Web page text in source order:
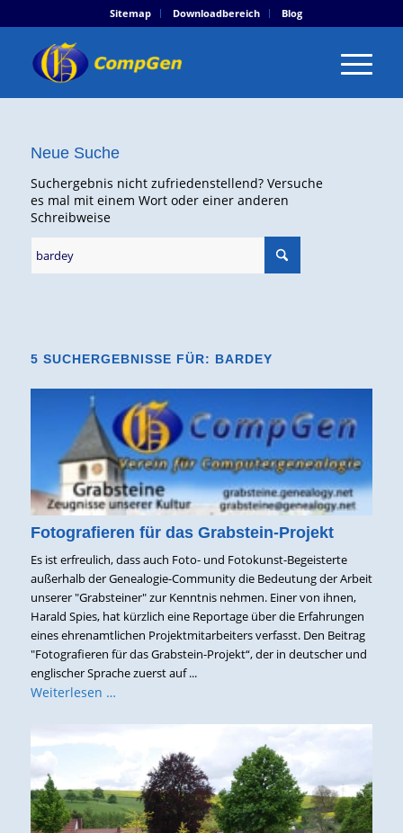
Sitemap Downloadbereich Blog
Neue Suche
Suchergebnis nicht zufriedenstellend? Versuche
es mal mit einem Wort oder einer anderen
Schreibweise
5 SUCHERGEBNISSE FÜR: BARDEY
Fotografieren für das Grabstein-Projekt
Es ist erfreulich, dass auch Foto- und Fotokunst-Begeisterte
außerhalb der Genealogie-Community die Bedeutung der Arbeit
unserer "Grabsteiner" zur Kenntnis nehmen. Einer von ihnen,
Harald Spies, hat kürzlich eine Reportage über die Erfahrungen
eines ehrenamtlichen Projektmitarbeiters verfasst. Den Beitrag
"Fotografieren für das Grabstein-Projekt“, der in deutscher und
englischer Sprache zuerst auf ...
Weiterlesen …